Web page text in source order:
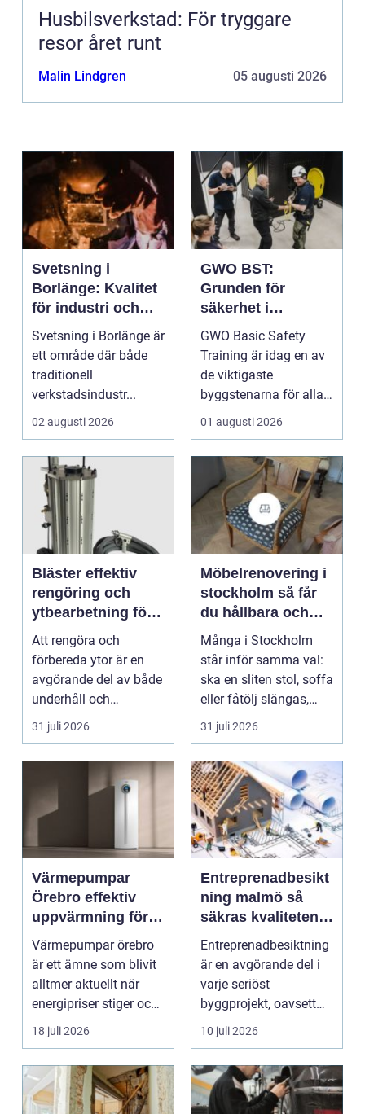
Husbilsverkstad: För tryggare
resor året runt
Malin Lindgren 05 augusti 2026
Svetsning i
Borlänge: Kvalitet
för industri och
konstruktion
Svetsning i Borlänge är
ett område där både
traditionell
verkstadsindustr...
02 augusti 2026
GWO BST:
Grunden för
säkerhet i
vindkraftsbransch
en
GWO Basic Safety
Training är idag en av
de viktigaste
byggstenarna för alla
som vill arbet...
01 augusti 2026
Bläster effektiv
rengöring och
ytbearbetning för
proffs och
hantverkare
Att rengöra och
förbereda ytor är en
avgörande del av både
underhåll och
renovering. Färg, rost,
smu...
31 juli 2026
Möbelrenovering i
stockholm så får
du hållbara och
vackra möbler
Många i Stockholm
står inför samma val:
ska en sliten stol, soffa
eller fåtölj slängas,
säljas billi...
31 juli 2026
Värmepumpar
Örebro effektiv
uppvärmning för
hus och
fastigheter
Värmepumpar örebro
är ett ämne som blivit
alltmer aktuellt när
energipriser stiger och
fler vill sän...
18 juli 2026
Entreprenadbesikt
ning malmö så
säkras kvaliteten i
byggprojekt
Entreprenadbesiktning
är en avgörande del i
varje seriöst
byggprojekt, oavsett
om det handlar om en
10 juli 2026